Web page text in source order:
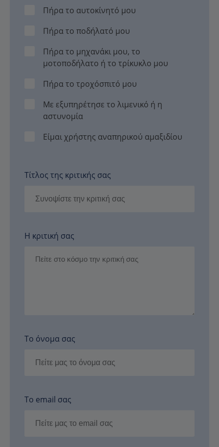
Πήρα το αυτοκίνητό μου
Πήρα το ποδήλατό μου
Πήρα το μηχανάκι μου, το
μοτοποδήλατο ή το τρίκυκλο μου
Πήρα το τροχόσπιτό μου
Με εξυπηρέτησε το λιμενικό ή η
αστυνομία
Είμαι χρήστης αναπηρικού αμαξιδίου
Τίτλος της κριτικής σας
Η κριτική σας
Το όνομα σας
Το email σας